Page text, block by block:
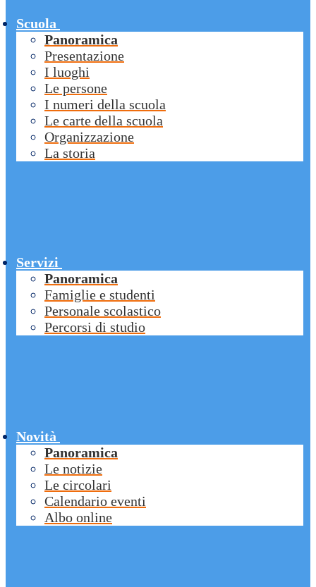
Scuola
Panoramica
Presentazione
I luoghi
Le persone
I numeri della scuola
Le carte della scuola
Organizzazione
La storia
Servizi
Panoramica
Famiglie e studenti
Personale scolastico
Percorsi di studio
Novità
Panoramica
Le notizie
Le circolari
Calendario eventi
Albo online